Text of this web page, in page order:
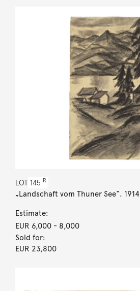
LOT 145 R
„Landschaft vom Thuner See“. 1914
Estimate:
EUR 6,000- 8,000
Sold for:
EUR 23,800